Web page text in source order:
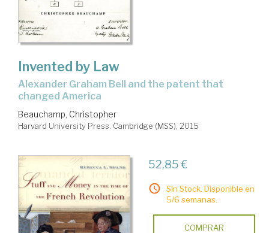
Invented by Law
Alexander Graham Bell and the patent that
changed America
Beauchamp, Christopher
Harvard University Press. Cambridge (MSS), 2015
52,85 €
Sin Stock. Disponible en
5/6 semanas.
COMPRAR